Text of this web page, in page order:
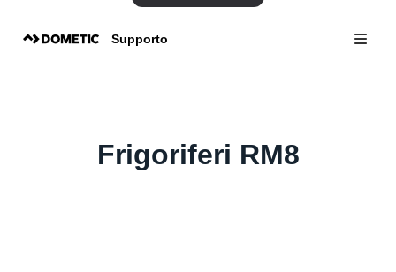
Supporto
Frigoriferi RM8